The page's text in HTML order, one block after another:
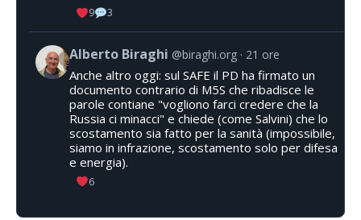
9 3
Alberto Biraghi @biraghi.org 21 ore
Anche altro oggi: sul SAFE il PD ha firmato un
documento contrario di M5S che ribadisce le
parole contiane "vogliono farci credere che la
Russia ci minacci" e chiede (come Salvini) che lo
scostamento sia fatto per la sanità (impossibile,
siamo in infrazione, scostamento solo per difesa
e energia).
6